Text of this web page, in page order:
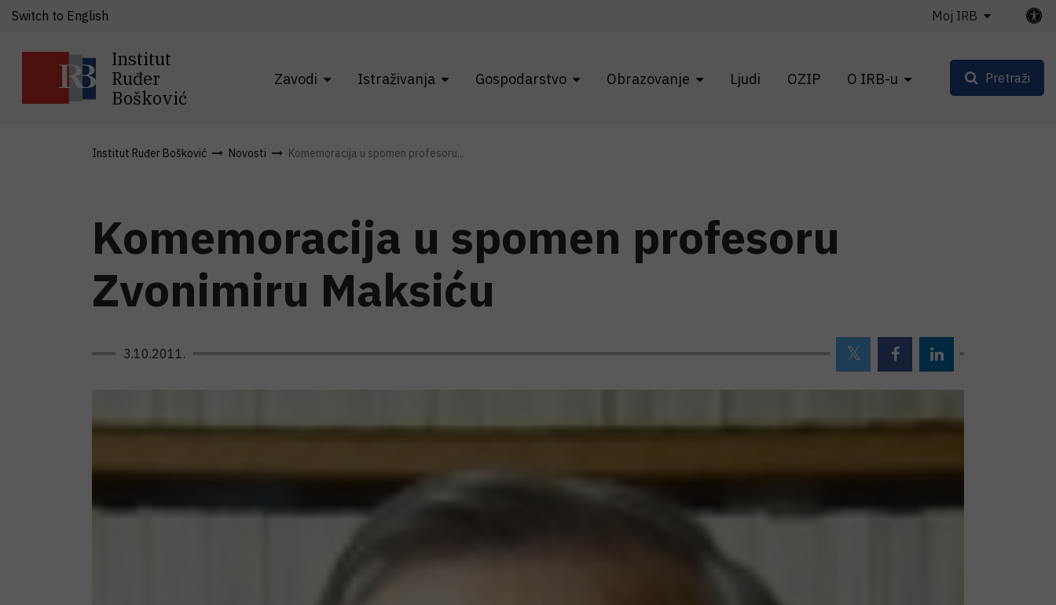
Institut
Ruđer
Bošković
Zavodi Istraživanja Gospodarstvo Obrazovanje Ljudi OZIP O IRB-u
Switch to English Moj IRB
Pretraži
Institut Ruđer Bošković Novosti Komemoracija u spomen profesoru...
Komemoracija u spomen profesoru
Zvonimiru Maksiću
3.10.2011.